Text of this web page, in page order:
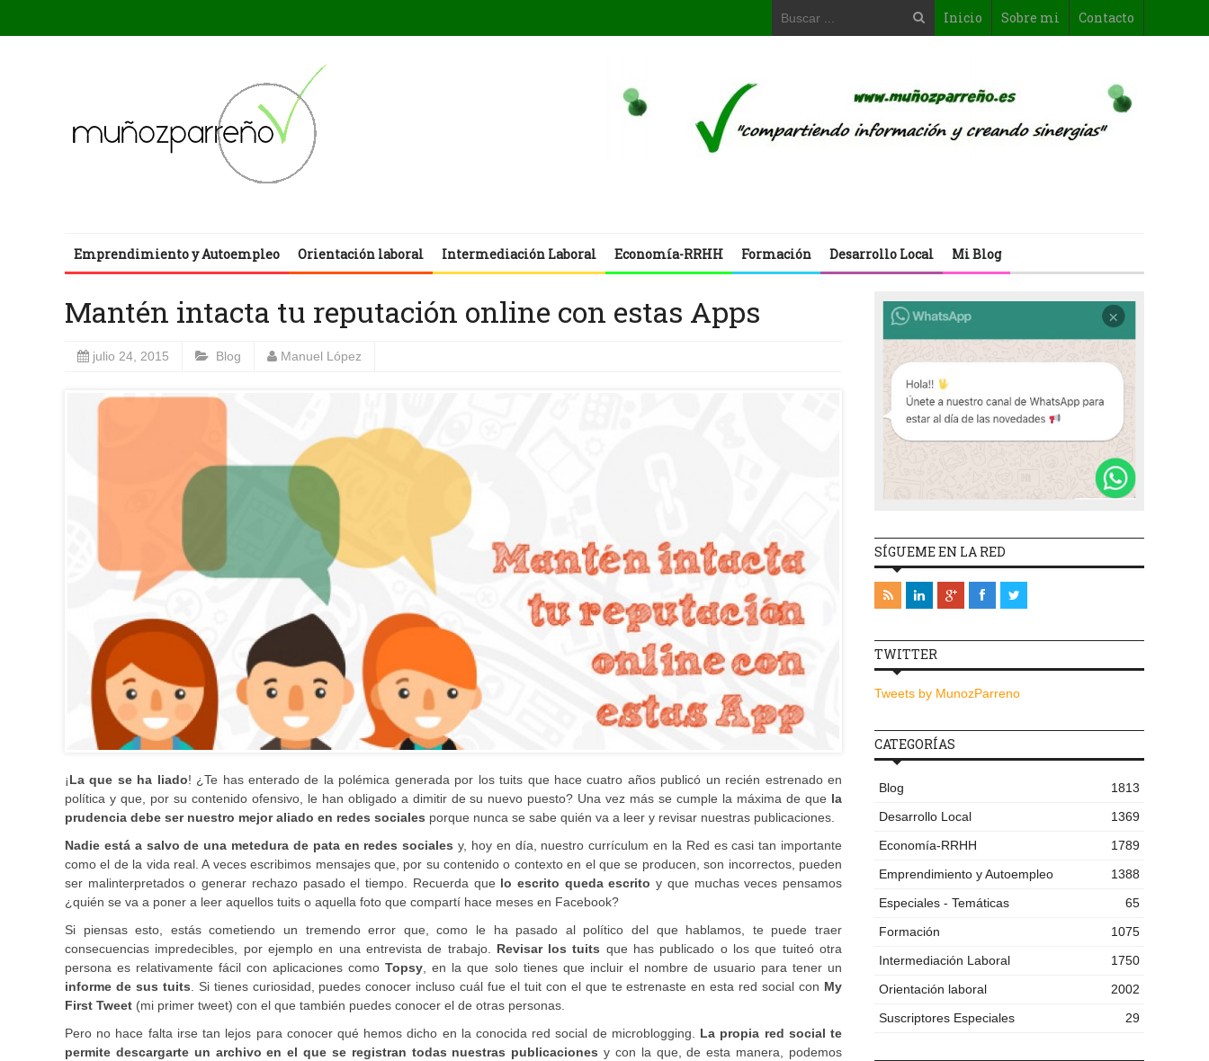
Inicio Sobre mi Contacto
Emprendimiento y Autoempleo Orientación laboral Intermediación Laboral Economía-RRHH Formación Desarrollo Local Mi Blog
Mantén intacta tu reputación online con estas Apps
julio 24, 2015 Blog Manuel López
¡La que se ha liado! ¿Te has enterado de la polémica generada por los tuits que hace cuatro años publicó un recién estrenado en
política y que, por su contenido ofensivo, le han obligado a dimitir de su nuevo puesto? Una vez más se cumple la máxima de que la
prudencia debe ser nuestro mejor aliado en redes sociales porque nunca se sabe quién va a leer y revisar nuestras publicaciones.
Nadie está a salvo de una metedura de pata en redes sociales y, hoy en día, nuestro currículum en la Red es casi tan importante
como el de la vida real. A veces escribimos mensajes que, por su contenido o contexto en el que se producen, son incorrectos, pueden
ser malinterpretados o generar rechazo pasado el tiempo. Recuerda que lo escrito queda escritoy que muchas veces pensamos
¿quién se va a poner a leer aquellos tuits o aquella foto que compartí hace meses en Facebook?
Si piensas esto, estás cometiendo un tremendo error que, como le ha pasado al político del que hablamos, te puede traer
consecuencias impredecibles, por ejemplo en una entrevista de trabajo. Revisar los tuits que has publicado o los que tuiteó otra
persona es relativamente fácil con aplicaciones comoTopsy, en la que solo tienes que incluir el nombre de usuario para tener un
informe de sus tuits. Si tienes curiosidad, puedes conocer incluso cuál fue el tuit con el que te estrenaste en esta red social con My
First Tweet (mi primer tweet) con el que también puedes conocer el de otras personas.
Pero no hace falta irse tan lejos para conocer qué hemos dicho en la conocida red social de microblogging. La propia red social te
permite descargarte un archivo en el que se registran todas nuestras publicaciones y con la que, de esta manera, podemos
SÍGUEME EN LA RED
TWITTER
Tweets by MunozParreno
CATEGORÍAS
Blog
1813
Desarrollo Local
1369
Economía-RRHH
1789
Emprendimiento y Autoempleo
1388
Especiales - Temáticas
65
Formación
1075
Intermediación Laboral
1750
Orientación laboral
2002
Suscriptores Especiales
29